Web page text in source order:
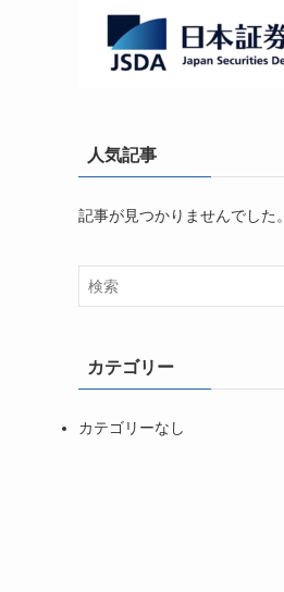
人気記事
記事が見つかりませんでした。
カテゴリー
カテゴリーなし